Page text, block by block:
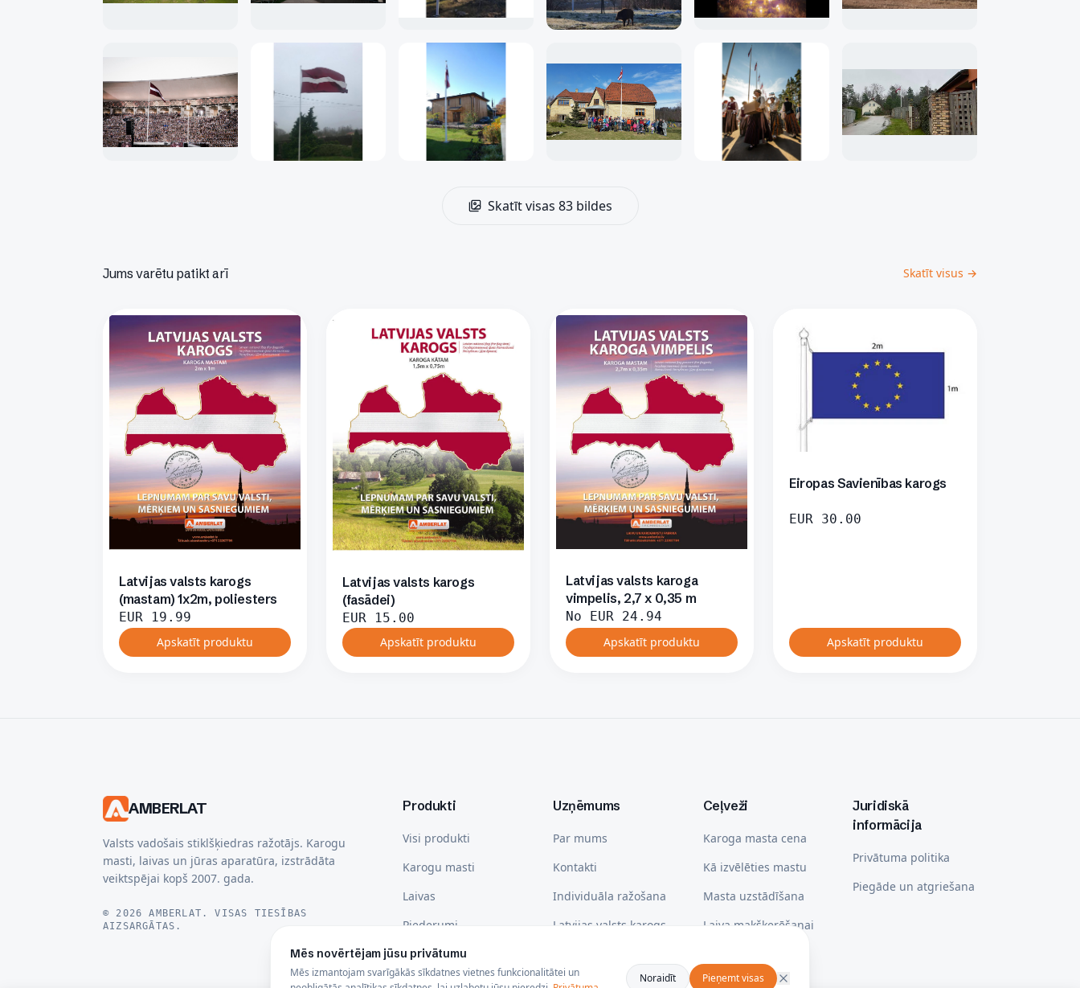
Skatīt visas 83 bildes
Jums varētu patikt arī Skatīt visus →
Latvijas valsts karogs
(mastam) 1x2m, poliesters
EUR
19.99
Apskatīt produktu
Latvijas valsts karogs
(fasādei)
EUR
15.00
Apskatīt produktu
Latvijas valsts karoga
vimpelis, 2,7 x 0,35 m
No EUR 24.94
Apskatīt produktu
Eiropas Savienības karogs
EUR 30.00
Apskatīt produktu
AMBERLAT
Valsts vadošais stiklšķiedras ražotājs. Karogu
masti, laivas un jūras aparatūra, izstrādāta
veiktspējai kopš 2007. gada.
© 2026 AMBERLAT. VISAS TIESĪBAS
AIZSARGĀTAS.
Produkti
Visi produkti
Karogu masti
Laivas
Piederumi
Uzņēmums
Par mums
Kontakti
Individuāla ražošana
Latvijas valsts karogs -
kārtība un kā izvēlēties
Ceļveži
Karoga masta cena
Kā izvēlēties mastu
Masta uzstādīšana
Laiva makšķerēšanai
Juridiskā
informācija
Privātuma politika
Piegāde un atgriešana
Mēs novērtējam jūsu privātumu
Mēs izmantojam svarīgākās sīkdatnes vietnes funkcionalitātei un
Noraidīt Pieņemt visas